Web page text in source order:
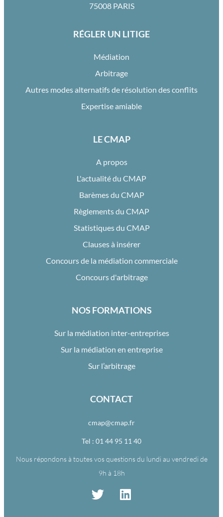
75008 PARIS
RÉGLER UN LITIGE
Médiation
Arbitrage
Autres modes alternatifs de résolution des conflits
Expertise amiable
LE CMAP
A propos
L'actualité du CMAP
Barèmes du CMAP
Règlements du CMAP
Statistiques du CMAP
Clauses à insérer
Concours de la médiation commerciale
Concours d'arbitrage
NOS FORMATIONS
Sur la médiation inter-entreprises
Sur la médiation en entreprise
Sur l’arbitrage
CONTACT
cmap@cmap.fr
Tel : 01 44 95 11 40
Nous répondons à toutes vos questions du lundi au vendredi de
9h à 18h